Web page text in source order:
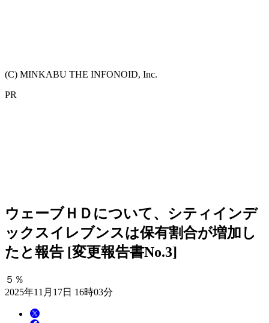
(C) MINKABU THE INFONOID, Inc.
PR
ウェーブＨＤについて、シティインデ
ックスイレブンスは保有割合が増加し
たと報告 [変更報告書No.3]
５％
2025年11月17日 16時03分